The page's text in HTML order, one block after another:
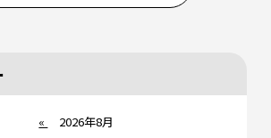
« 2026年8月